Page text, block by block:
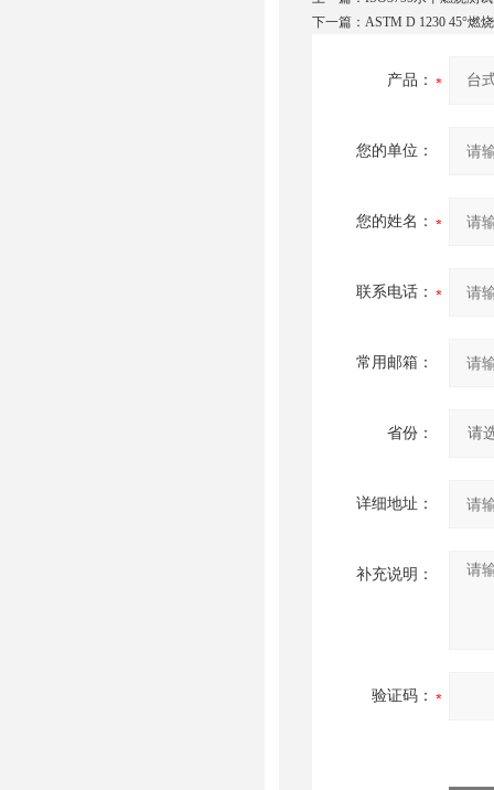
下一篇： ASTM D 1230 45°燃
产品：
您的单位：
您的姓名：
联系电话：
常用邮箱：
省份：
详细地址：
补充说明：
验证码：